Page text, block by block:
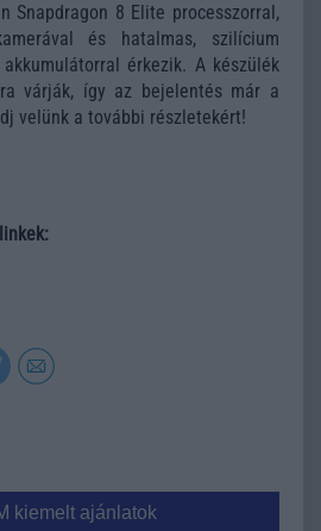
Snapdragon 8 Elite processzorral,
és hatalmas, szilícium
érkezik. A készülék
várják, így az bejelentés már a
velünk a további részletekért!
kiemelt ajánlatok